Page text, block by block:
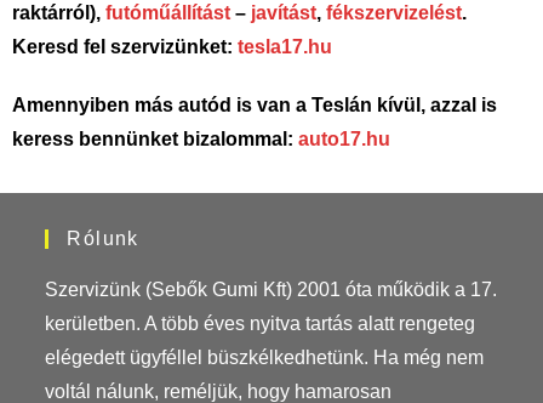
raktárról), futóműállítást – javítást, fékszervizelést.
Keresd fel szervizünket: tesla17.hu
Amennyiben más autód is van a Teslán kívül, azzal is
keress bennünket bizalommal: auto17.hu
Rólunk
Szervizünk (Sebők Gumi Kft) 2001 óta működik a 17.
kerületben. A több éves nyitva tartás alatt rengeteg
elégedett ügyféllel büszkélkedhetünk. Ha még nem
voltál nálunk, reméljük, hogy hamarosan